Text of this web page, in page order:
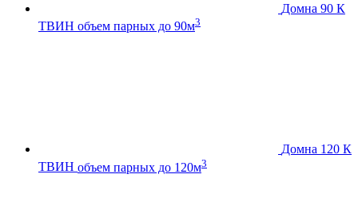
Домна 90 К
ТВИН объем парных до 90м3
Домна 120 К
ТВИН объем парных до 120м3